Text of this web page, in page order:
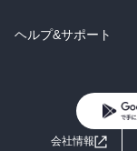
BL・TL
雑誌・グラビア
ラノベ
コミック
ライトノベル
ヘルプ&サポート
よくあるご質問
会社情報